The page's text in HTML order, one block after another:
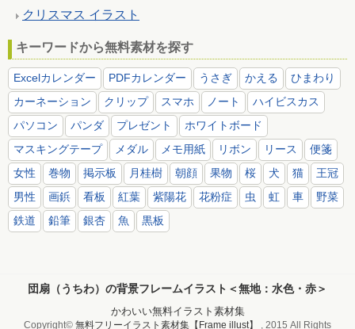
クリスマス イラスト
キーワードから無料素材を探す
Excelカレンダー PDFカレンダー うさぎ かえる
ひまわり
カーネーション
クリップ スマホ ノート
ハイビスカス
パソコン
パンダ プレゼント
ホワイトボード
マスキングテープ
メダル メモ用紙 リボン リース
便箋
女性
巻物 掲示板 月桂樹 朝顔 果物 桜 犬 猫
王冠
男性
画鋲 看板 紅葉 紫陽花 花粉症 虫 虹 車
野菜
鉄道
鉛筆 銀杏 魚 黒板
団扇（うちわ）の背景フレームイラスト＜無地：水色・赤＞
かわいい無料イラスト素材集
Copyright© 無料フリーイラスト素材集【Frame illust】 , 2015 All Rights